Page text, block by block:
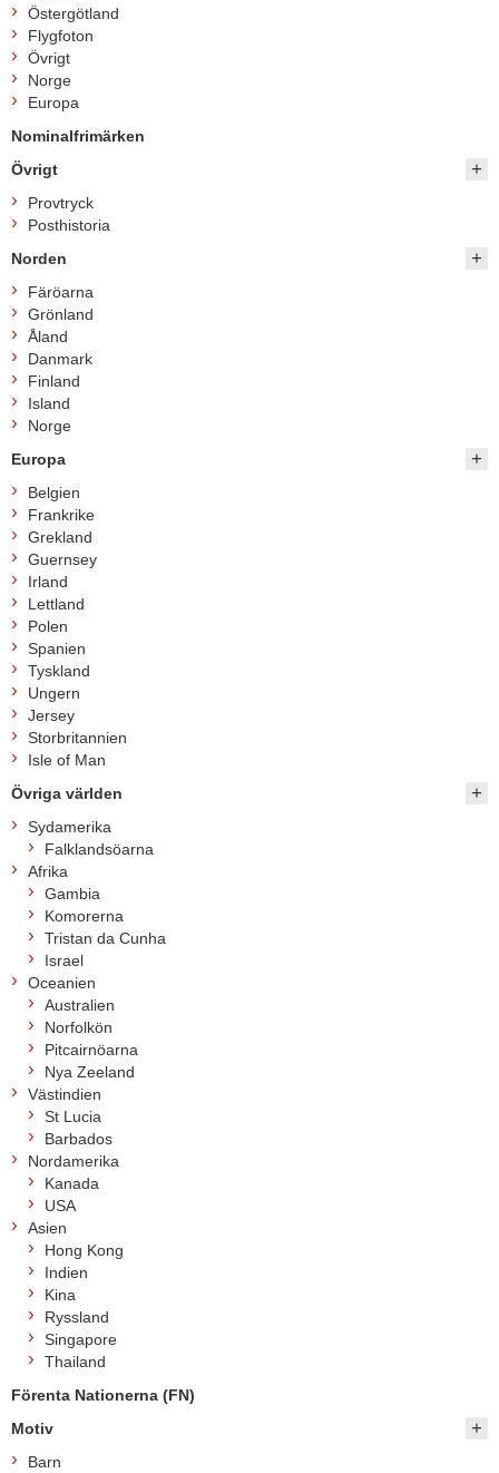
Östergötland
Flygfoton
Övrigt
Norge
Europa
Nominalfrimärken
Övrigt
Provtryck
Posthistoria
Norden
Färöarna
Grönland
Åland
Danmark
Finland
Island
Norge
Europa
Belgien
Frankrike
Grekland
Guernsey
Irland
Lettland
Polen
Spanien
Tyskland
Ungern
Jersey
Storbritannien
Isle of Man
Övriga världen
Sydamerika
Falklandsöarna
Afrika
Gambia
Komorerna
Tristan da Cunha
Israel
Oceanien
Australien
Norfolkön
Pitcairnöarna
Nya Zeeland
Västindien
St Lucia
Barbados
Nordamerika
Kanada
USA
Asien
Hong Kong
Indien
Kina
Ryssland
Singapore
Thailand
Förenta Nationerna (FN)
Motiv
Barn